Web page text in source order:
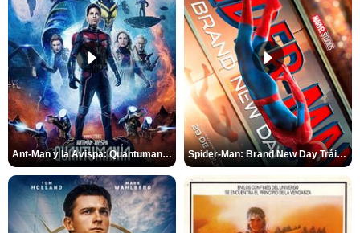
Ant-Man y la Avispa: Quantumanía Tráiler (2) Spider-Man: Brand New Day Tráiler (3)